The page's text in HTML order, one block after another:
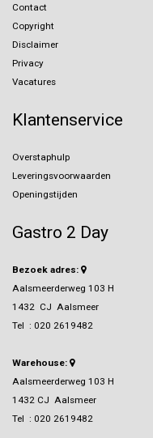
Contact
Copyright
Disclaimer
Privacy
Vacatures
Klantenservice
Overstaphulp
Leveringsvoorwaarden
Openingstijden
Gastro 2 Day
Bezoek adres:
Aalsmeerderweg 103 H
1432 CJ Aalsmeer
Tel : 020 2619482
Warehouse:
Aalsmeerderweg 103 H
1432 CJ Aalsmeer
Tel : 020 2619482